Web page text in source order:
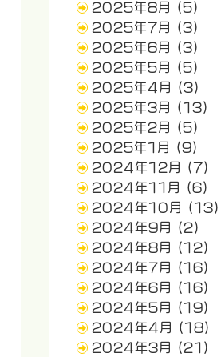
2025年8月
(5)
2025年7月
(3)
2025年6月
(3)
2025年5月
(5)
2025年4月
(3)
2025年3月
(13)
2025年2月
(5)
2025年1月
(9)
2024年12月
(7)
2024年11月
(6)
2024年10月
(13)
2024年9月
(2)
2024年8月
(12)
2024年7月
(16)
2024年6月
(16)
2024年5月
(19)
2024年4月
(18)
2024年3月
(21)